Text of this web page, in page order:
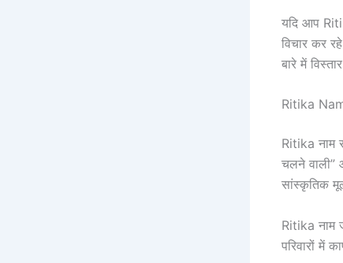
यदि आप
विचार कर
बारे में
Ritika
Ritika नाम
चलने वाली”
सांस्कृतिक
Ritika नाम
परिवारों में